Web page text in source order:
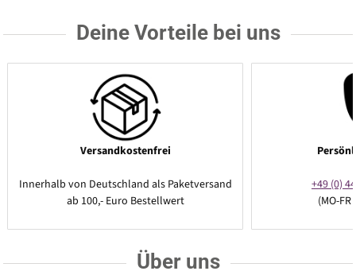
Deine Vorteile bei uns
Versandkostenfrei
Innerhalb von Deutschland als Paketversand
ab 100,- Euro Bestellwert
+49 (0)
(MO-
Über uns